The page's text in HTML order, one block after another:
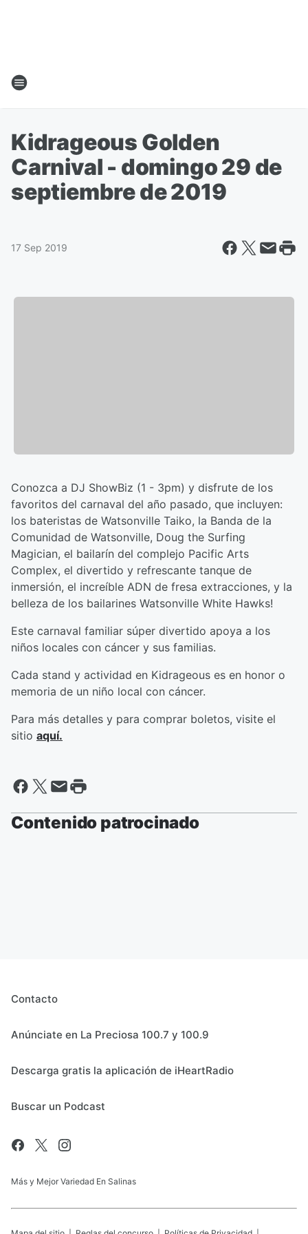
Kidrageous Golden
Carnival - domingo 29 de
septiembre de 2019
17 Sep 2019
Conozca a DJ ShowBiz (1 - 3pm) y disfrute de los
favoritos del carnaval del año pasado, que incluyen:
los bateristas de Watsonville Taiko, la Banda de la
Comunidad de Watsonville, Doug the Surfing
Magician, el bailarín del complejo Pacific Arts
Complex, el divertido y refrescante tanque de
inmersión, el increíble ADN de fresa extracciones, y la
belleza de los bailarines Watsonville White Hawks!
Este carnaval familiar súper divertido apoya a los
niños locales con cáncer y sus familias.
Cada stand y actividad en Kidrageous es en honor o
memoria de un niño local con cáncer.
Para más detalles y para comprar boletos, visite el
sitio aquí.
Contenido patrocinado
Contacto
Anúnciate en La Preciosa 100.7 y 100.9
Descarga gratis la aplicación de iHeartRadio
Buscar un Podcast
Más y Mejor Variedad En Salinas